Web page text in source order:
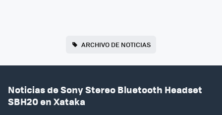
ARCHIVO DE NOTICIAS
Noticias de Sony Stereo Bluetooth Headset
SBH20 en Xataka